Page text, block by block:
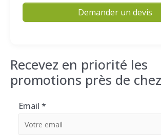
Demander un devis
Recevez en priorité les
promotions près de
Email *